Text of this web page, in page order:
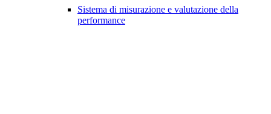
Sistema di misurazione e valutazione della
performance